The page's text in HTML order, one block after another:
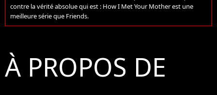
contre la vérité absolue qui est : How I Met Your Mother est une
meilleure série que Friends.
À PROPOS DE